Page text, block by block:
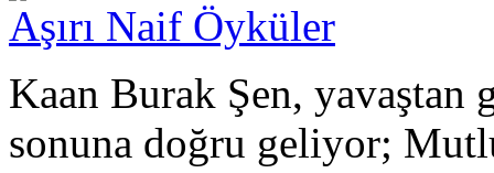
Aşırı Naif Öyküler
Kaan Burak Şen, yavaştan
sonuna doğru geliyor;